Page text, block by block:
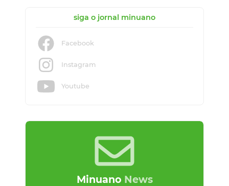
siga o jornal minuano
Facebook
Instagram
Youtube
Minuano News